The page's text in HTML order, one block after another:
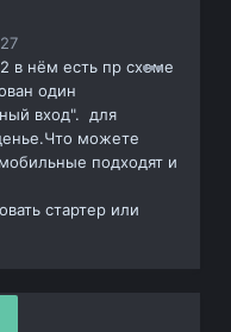
в нём есть пр схеме
один
вход". для
можете
подходят и
стартер или